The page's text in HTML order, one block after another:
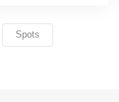
Spots